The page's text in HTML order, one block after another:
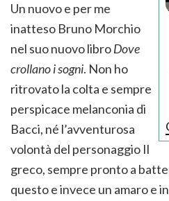
Un nuovo e per me
inatteso Bruno Morchio
nel suo nuovo libroDove
crollano i sogni. Non ho
ritrovato la colta e sempre
perspicace melanconia di
Bacci, né l’avventurosa
volontà del personaggio Il
greco, sempre pronto a
questo e invece un amaro e